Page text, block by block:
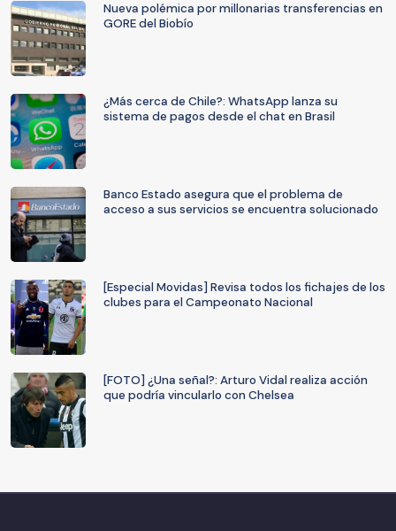
Nueva polémica por millonarias transferencias en
GORE del Biobío
¿Más cerca de Chile?: WhatsApp lanza su
sistema de pagos desde el chat en Brasil
Banco Estado asegura que el problema de
acceso a sus servicios se encuentra solucionado
[Especial Movidas] Revisa todos los fichajes de los
clubes para el Campeonato Nacional
[FOTO] ¿Una señal?: Arturo Vidal realiza acción
que podría vincularlo con Chelsea